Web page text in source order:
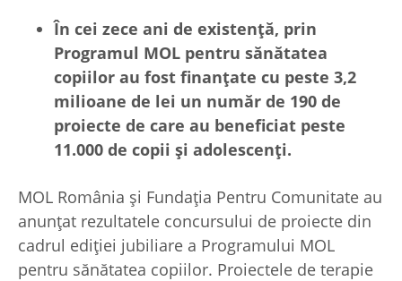
În cei zece ani de existență, prin
Programul MOL pentru sănătatea
copiilor au fost finanțate cu peste 3,2
milioane de lei un număr de 190 de
proiecte de care au beneficiat peste
11.000 de copii și adolescenți.
MOL România și Fundația Pentru Comunitate au
anunțat rezultatele concursului de proiecte din
cadrul ediției jubiliare a Programului MOL
pentru sănătatea copiilor. Proiectele de terapie